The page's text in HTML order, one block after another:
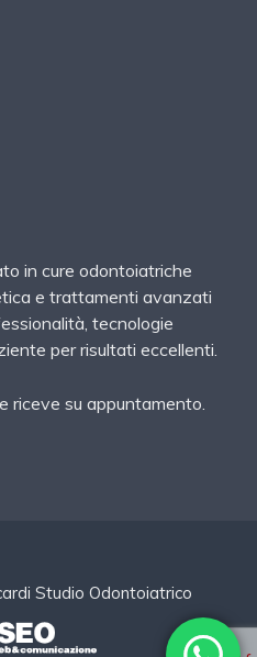
in cure odontoiatriche
e trattamenti avanzati
tecnologie
per risultati eccellenti.
riceve su appuntamento.
Studio Odontoiatrico